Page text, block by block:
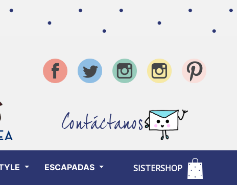
Contáctanos
ESCAPADAS SISTERSHOP